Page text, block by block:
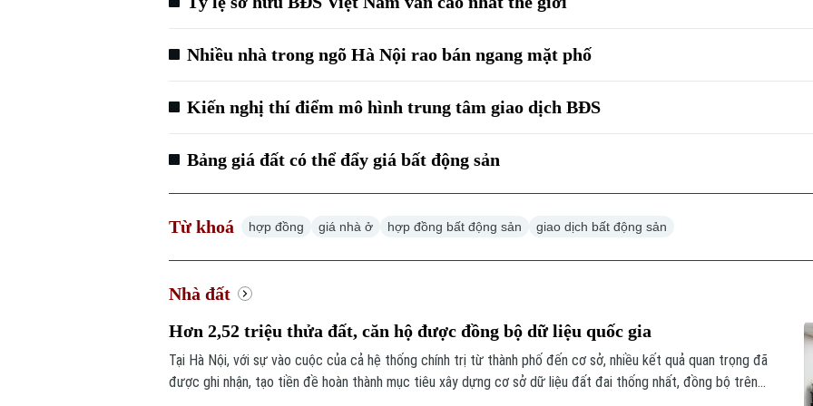
Nhiều nhà trong ngõ Hà Nội rao bán ngang mặt phố
Kiến nghị thí điểm mô hình trung tâm giao dịch BĐS
Bảng giá đất có thể đẩy giá bất động sản
Từ khoá hợp đồng giá nhà ở hợp đồng bất động sản giao dịch bất động sản
Nhà đất
Hơn 2,52 triệu thửa đất, căn hộ được đồng bộ dữ liệu quốc gia
Tại Hà Nội, với sự vào cuộc của cả hệ thống chính trị từ thành phố đến cơ sở, nhiều kết quả quan trọng đã
được ghi nhận, tạo tiền đề hoàn thành mục tiêu xây dựng cơ sở dữ liệu đất đai thống nhất, đồng bộ trên